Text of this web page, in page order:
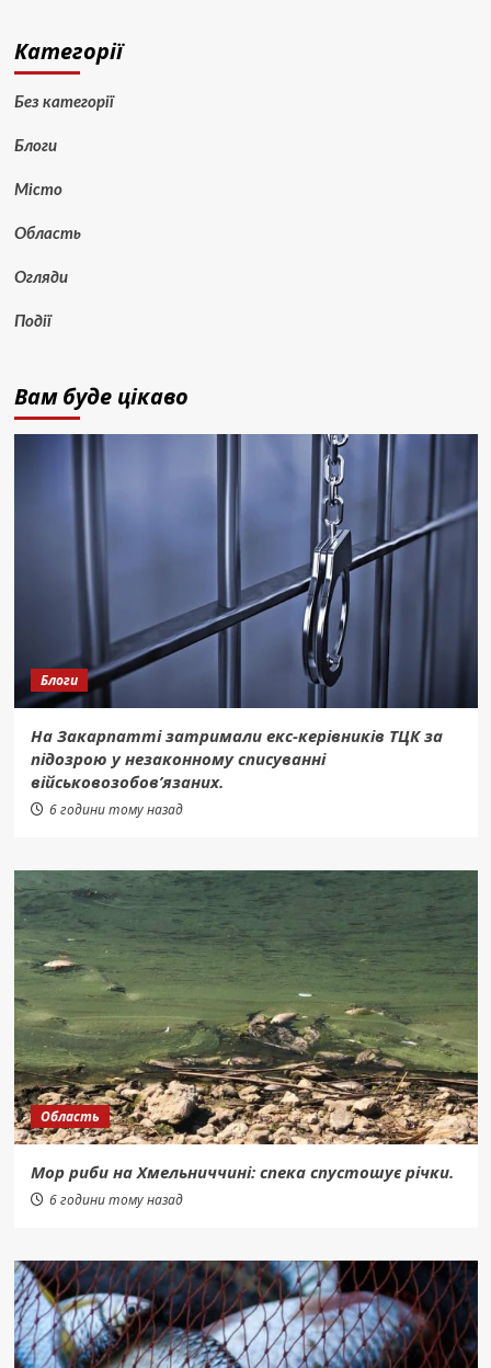
Категорії
Без категорії
Блоги
Місто
Область
Огляди
Події
Вам буде цікаво
Блоги
На Закарпатті затримали екс-керівників ТЦК за
підозрою у незаконному списуванні
військовозобов’язаних.
6 години тому назад
Область
Мор риби на Хмельниччині: спека спустошує річки.
6 години тому назад